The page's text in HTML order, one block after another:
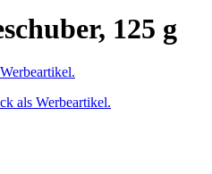
125 g